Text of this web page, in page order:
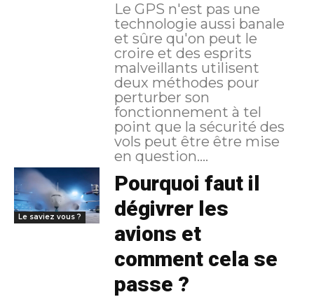
Le GPS n'est pas une
technologie aussi banale
et sûre qu'on peut le
croire et des esprits
malveillants utilisent
deux méthodes pour
perturber son
fonctionnement à tel
point que la sécurité des
vols peut être être mise
en question....
Le saviez vous ?
Pourquoi faut il
dégivrer les
avions et
comment cela se
passe ?